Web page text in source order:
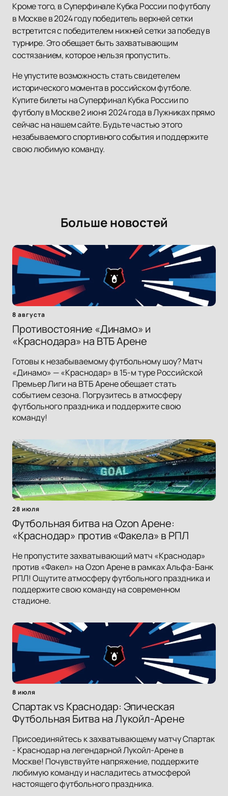
Кроме того, в Суперфинале Кубка России по футболу
в Москве в 2024 году победитель верхней сетки
встретится с победителем нижней сетки за победу в
турнире. Это обещает быть захватывающим
состязанием, которое нельзя пропустить.
Не упустите возможность стать свидетелем
исторического момента в российском футболе.
Купите билеты на Суперфинал Кубка России по
футболу в Москве 2 июня 2024 года в Лужниках прямо
сейчас на нашем сайте. Будьте частью этого
незабываемого спортивного события и поддержите
свою любимую команду.
Больше новостей
8 августа
Противостояние «Динамо» и
«Краснодара» на ВТБ Арене
Готовы к незабываемому футбольному шоу? Матч
«Динамо» — «Краснодар» в 15-м туре Российской
Премьер Лиги на ВТБ Арене обещает стать
событием сезона. Погрузитесь в атмосферу
футбольного праздника и поддержите свою
команду!
28 июля
Футбольная битва на Ozon Арене:
«Краснодар» против «Факела» в РПЛ
Не пропустите захватывающий матч «Краснодар»
против «Факел» на Ozon Арене в рамках Альфа-Банк
РПЛ! Ощутите атмосферу футбольного праздника и
поддержите свою команду на современном
стадионе.
8 июля
Спартак vs Краснодар: Эпическая
Футбольная Битва на Лукойл-Арене
Присоединяйтесь к захватывающему матчу Спартак
- Краснодар на легендарной Лукойл-Арене в
Москве! Почувствуйте напряжение, поддержите
любимую команду и насладитесь атмосферой
настоящего футбольного праздника.